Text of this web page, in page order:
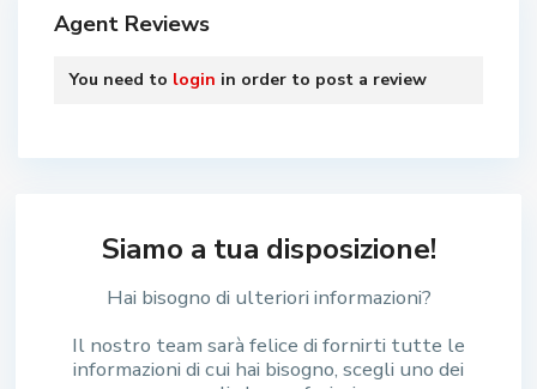
Agent Reviews
You need to login in order to post a review
Siamo a tua disposizione!
Hai bisogno di ulteriori informazioni?
Il nostro team sarà felice di fornirti tutte le
informazioni di cui hai bisogno, scegli uno dei